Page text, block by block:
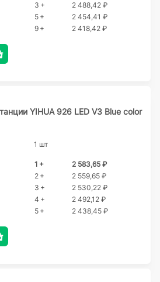
3 +
2 488,42 ₽
5 +
2 454,41 ₽
9 +
2 418,42 ₽
YIHUA 926 LED V3 Blue color
1 шт
1 +
2 583,65 ₽
2 +
2 559,65 ₽
3 +
2 530,22 ₽
4 +
2 492,12 ₽
5 +
2 438,45 ₽